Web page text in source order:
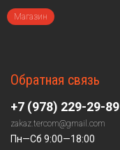
Магазин
Обратная связь
+7 (978) 229-29-89
zakaz.tercom@gmail.com
Пн—Сб 9:00—18:00